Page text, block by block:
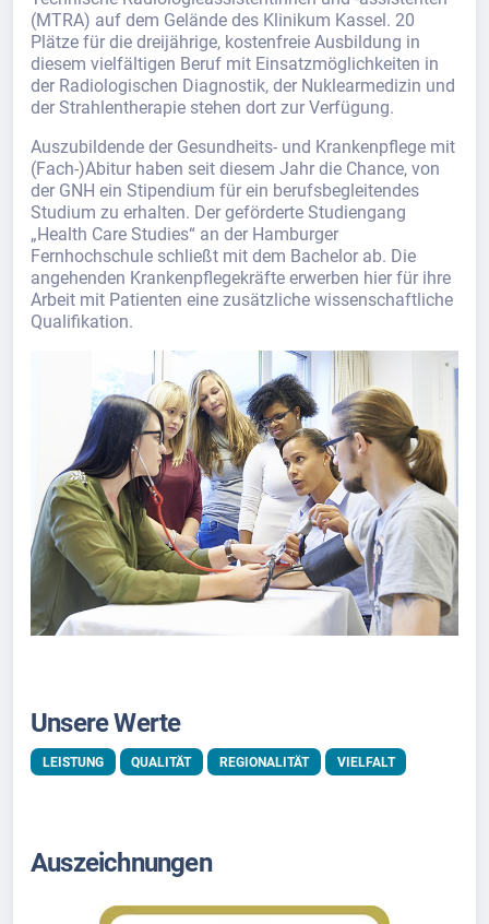
(MTRA) auf dem Gelände des Klinikum Kassel. 20
Plätze für die dreijährige, kostenfreie Ausbildung in
diesem vielfältigen Beruf mit Einsatzmöglichkeiten in
der Radiologischen Diagnostik, der Nuklearmedizin und
der Strahlentherapie stehen dort zur Verfügung.
Auszubildende der Gesundheits- und Krankenpflege mit
(Fach-)Abitur haben seit diesem Jahr die Chance, von
der GNH ein Stipendium für ein berufsbegleitendes
Studium zu erhalten. Der geförderte Studiengang
„Health Care Studies“ an der Hamburger
Fernhochschule schließt mit dem Bachelor ab. Die
angehenden Krankenpflegekräfte erwerben hier für ihre
Arbeit mit Patienten eine zusätzliche wissenschaftliche
Qualifikation.
Unsere Werte
LEISTUNG QUALITÄT REGIONALITÄT VIELFALT
Auszeichnungen